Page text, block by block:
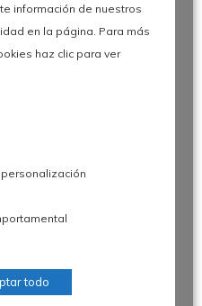
en la
30º Congreso
información de nuestros
en la página. Para más
haz clic para ver
todo